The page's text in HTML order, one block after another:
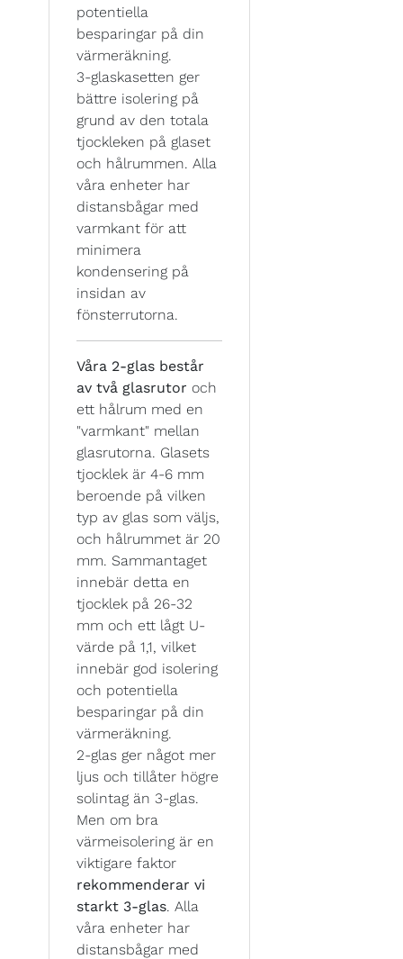
potentiella
besparingar på din
värmeräkning.
3-glaskasetten ger
bättre isolering på
grund av den totala
tjockleken på glaset
och hålrummen. Alla
våra enheter har
distansbågar med
varmkant för att
minimera
kondensering på
insidan av
fönsterrutorna.
Våra 2-glas består
av två glasrutor och
ett hålrum med en
"varmkant" mellan
glasrutorna. Glasets
tjocklek är 4-6 mm
beroende på vilken
typ av glas som väljs,
och hålrummet är 20
mm. Sammantaget
innebär detta en
tjocklek på 26-32
mm och ett lågt U-
värde på 1,1, vilket
innebär god isolering
och potentiella
besparingar på din
värmeräkning.
2-glas ger något mer
ljus och tillåter högre
solintag än 3-glas.
Men om bra
värmeisolering är en
viktigare faktor
rekommenderar vi
starkt 3-glas. Alla
våra enheter har
distansbågar med